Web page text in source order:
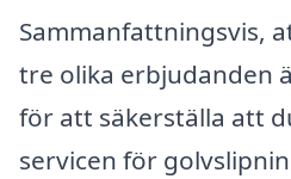
Sammanfattningsvis,
tre olika erbjudanden
för att säkerställa att
servicen för